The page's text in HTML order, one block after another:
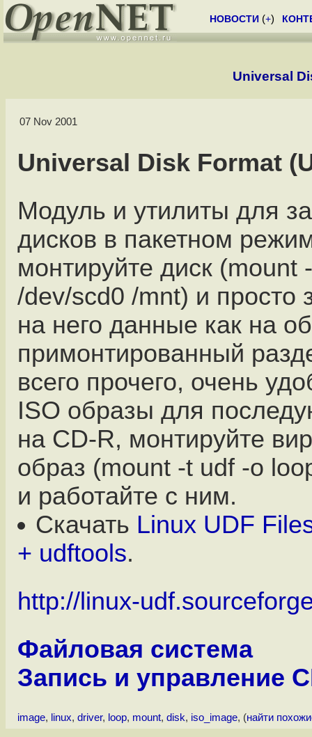
НОВОСТИ (+)
Universal
07 Nov 2001
Universal Disk Format
Модуль и утилиты для
дисков в пакетном
монтируйте диск (mount
/dev/scd0 /mnt) и просто
на него данные как на
примонтированный
всего прочего, очень
ISO образы для
на CD-R, монтируйте
образ (mount -t udf -o
и работайте с ним.
Скачать Linux UDF
+ udftools.
http://linux-
Файловая система
Запись и управление
image, linux, driver, loop, mount, disk, iso_image, (найти